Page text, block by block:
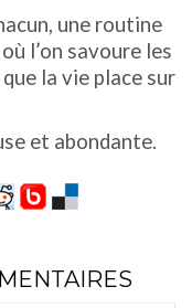
une routine
l’on savoure les
la vie place sur
et abondante.